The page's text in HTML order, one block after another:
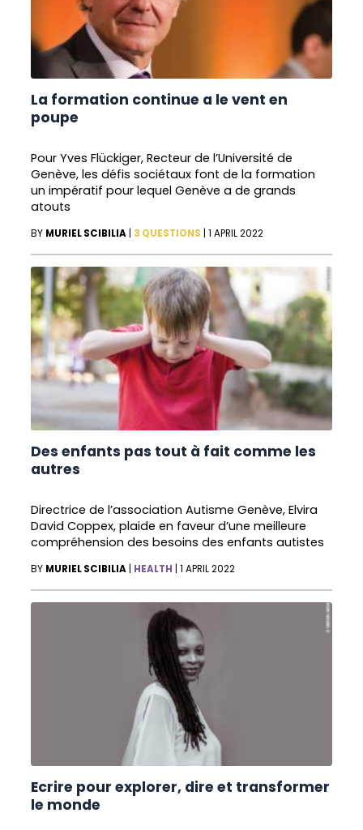
La formation continue a le vent en
poupe
Pour Yves Flückiger, Recteur de l’Université de
Genève, les défis sociétaux font de la formation
un impératif pour lequel Genève a de grands
atouts
BY MURIEL SCIBILIA 3 QUESTIONS |1 APRIL 2022
Des enfants pas tout à fait comme les
autres
Directrice de l’association Autisme Genève, Elvira
David Coppex, plaide en faveur d’une meilleure
compréhension des besoins des enfants autistes
BY MURIEL SCIBILIA HEALTH |1 APRIL 2022
Ecrire pour explorer, dire et transformer
le monde